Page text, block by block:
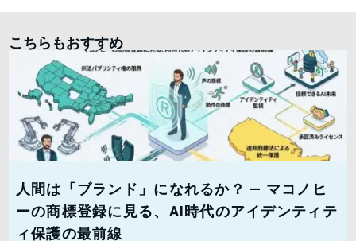
こちらもおすすめ
人間は「ブランド」になれるか？ — マコノヒ
ーの商標登録に見る、AI時代のアイデンティテ
ィ保護の最前線